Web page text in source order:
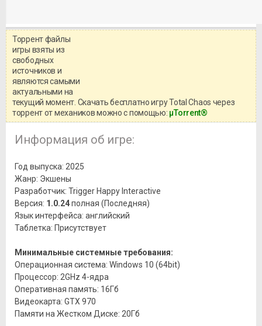
Торрент файлы
игры взяты из
свободных
источников и
являются самыми
актуальными на
текущий момент. Скачать бесплатно игру Total Chaos через
торрент от механиков можно с помощью: μTorrent®
Информация об игре:
Год выпуска: 2025
Жанр: Экшены
Разработчик: Trigger Happy Interactive
Версия: 1.0.24полная (Последняя)
Язык интерфейса: английский
Таблетка: Присутствует
Минимальные системные требования:
Операционная система: Windows 10 (64bit)
Процессор: 2GHz 4-ядра
Оперативная память: 16Гб
Видеокарта: GTX 970
Памяти на Жестком Диске: 20Гб